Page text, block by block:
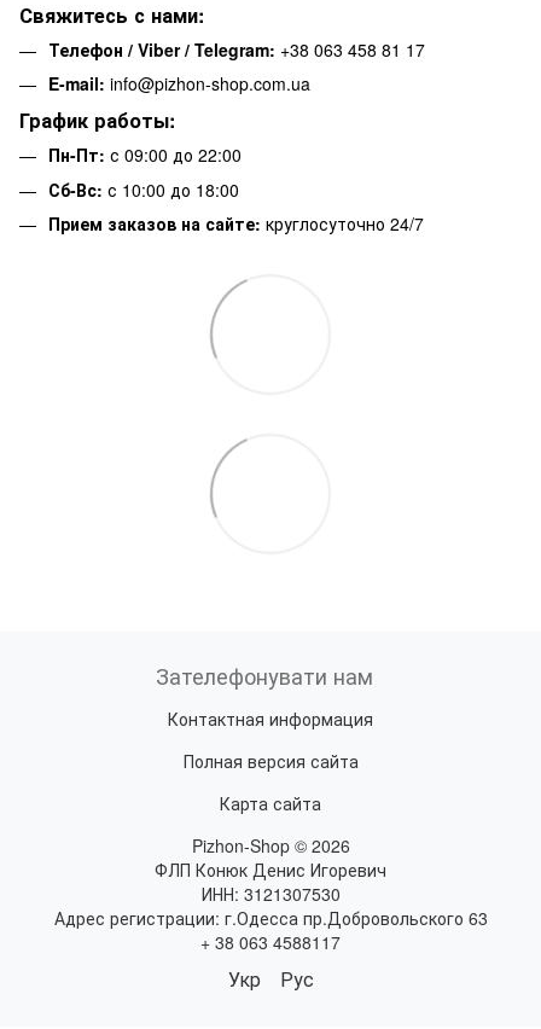
Свяжитесь с нами:
Телефон / Viber / Telegram: +38 063 458 81 17
E-mail: info@pizhon-shop.com.ua
График работы:
Пн-Пт: с 09:00 до 22:00
Сб-Вс: с 10:00 до 18:00
Прием заказов на сайте: круглосуточно 24/7
Зателефонувати нам
Контактная информация
Полная версия сайта
Карта сайта
Pizhon-Shop © 2026
ФЛП Конюк Денис Игоревич
ИНН: 3121307530
Адрес регистрации: г.Одесса пр.Добровольского 63
+ 38 063 4588117
Укр Рус